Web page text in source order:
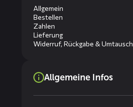
Allgemein
Bestellen
Zahlen
Lieferung
Widerruf, Rückgabe & Umtausch
Allgemeine Infos